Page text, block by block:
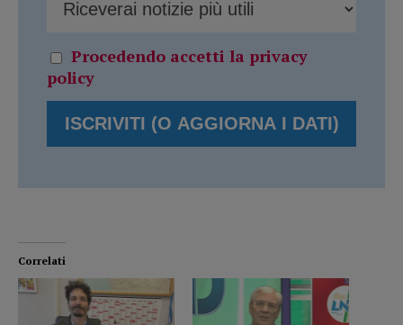
Procedendo accetti la privacy
policy
Correlati